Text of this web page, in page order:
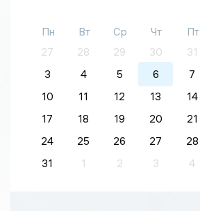
Пн Вт Ср Чт Пт
27
28 29 30 31
3
4 5 6 7
10
11 12 13 14
17
18 19 20 21
24
25 26 27 28
31
1 2 3 4